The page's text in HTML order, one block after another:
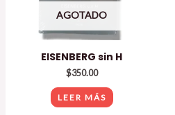
AGOTADO
EISENBERG sin H
$350.00
LEER MÁS